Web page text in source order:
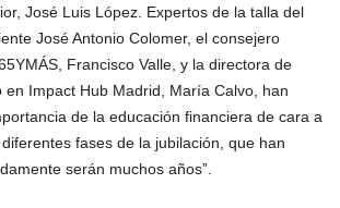
José Luis López. Expertos de la talla del
José Antonio Colomer, el consejero
Francisco Valle, y la directora de
en Impact Hub Madrid, María Calvo, han
de la educación financiera de cara a
fases de la jubilación, que han
serán muchos años”.